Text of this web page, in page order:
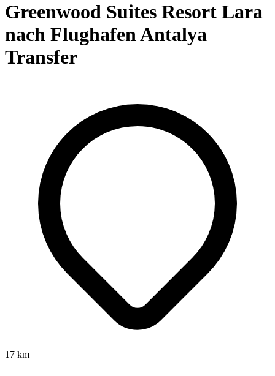
Greenwood Suites Resort Lara
nach Flughafen Antalya
Transfer
17 km